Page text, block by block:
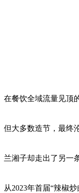
在餐饮全域流量见顶
但大多数造节，最终
兰湘子却走出了另一
从2023年首届“辣椒